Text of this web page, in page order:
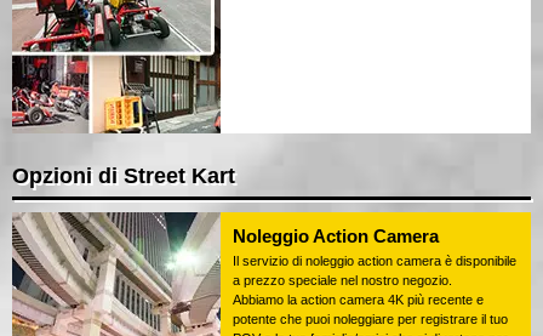
Opzioni di Street Kart
Noleggio Action Camera
Il servizio di noleggio action camera è disponibile
a prezzo speciale nel nostro negozio.
Abbiamo la action camera 4K più recente e
potente che puoi noleggiare per registrare il tuo